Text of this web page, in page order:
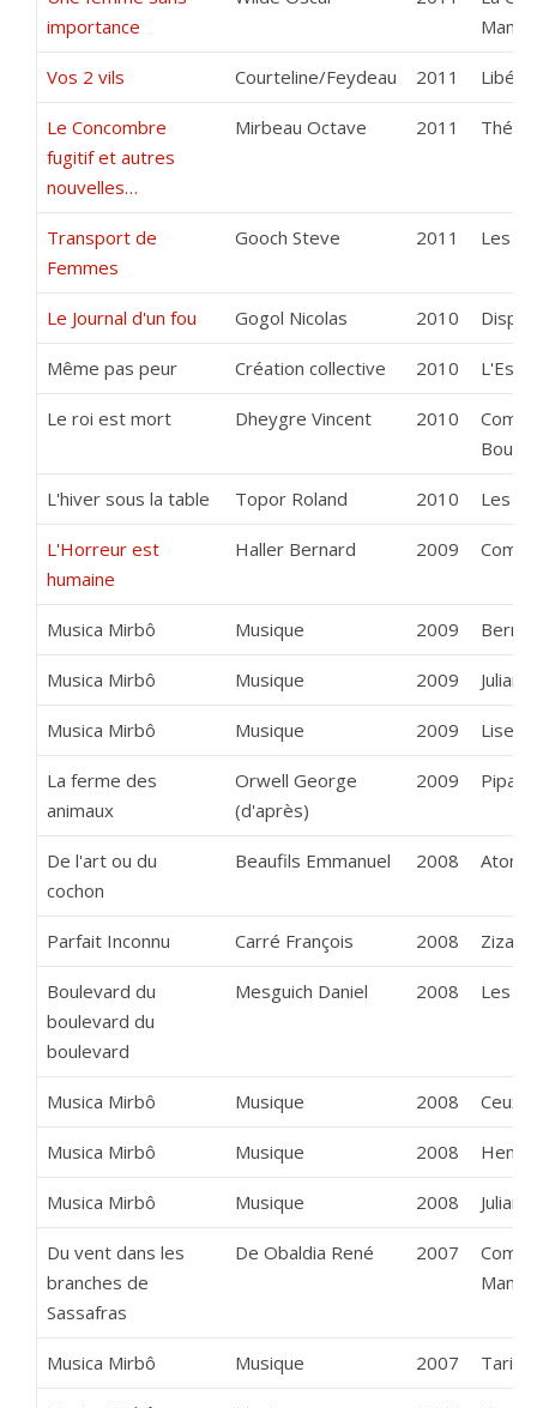
importance
Vos 2 vils Courteline/Feydeau 2011 Libéro
Le Concombre
fugitif et autres
nouvelles…
Mirbeau Octave 2011
Transport de
Femmes
Gooch Steve 2011 Les
Le Journal d'un fou Gogol Nicolas 2010
Même pas peur Création collective 2010
Le roi est mort Dheygre Vincent 2010
L'hiver sous la table Topor Roland 2010 Les
L'Horreur est
humaine
Haller Bernard 2009
Musica Mirbô Musique 2009
Musica Mirbô Musique 2009 Julian
Musica Mirbô Musique 2009 Lise
La ferme des
animaux
Orwell George
(d'après)
2009 Pipa
De l'art ou du
cochon
Beaufils Emmanuel 2008
Parfait Inconnu Carré François 2008
Boulevard du
boulevard du
boulevard
Mesguich Daniel 2008 Les
Musica Mirbô Musique 2008 Ceux
Musica Mirbô Musique 2008 Henri
Musica Mirbô Musique 2008 Julian
Du vent dans les
branches de
Sassafras
De Obaldia René 2007
Musica Mirbô Musique 2007 Tarif